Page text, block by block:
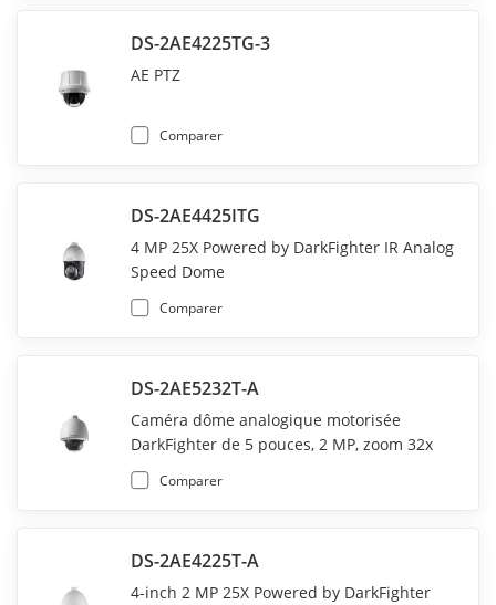
DS-2AE4225TG-3
AE PTZ
Comparer
DS-2AE4425ITG
4 MP 25X Powered by DarkFighter IR Analog
Speed Dome
Comparer
DS-2AE5232T-A
Caméra dôme analogique motorisée
DarkFighter de 5 pouces, 2 MP, zoom 32x
Comparer
DS-2AE4225T-A
4-inch 2 MP 25X Powered by DarkFighter